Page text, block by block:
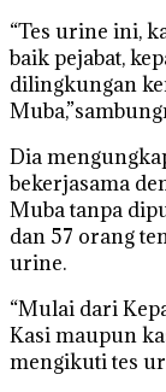
“Tes urine ini,
baik pejabat,
dilingkungan
Dia
bekerjasama
Muba tanpa
dan 57 orang
urine.
“Mulai dari
Kasi maupun
mengikuti tes